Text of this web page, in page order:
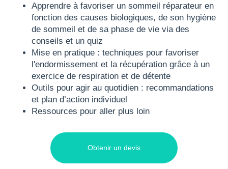
Apprendre à favoriser un sommeil réparateur en
fonction des causes biologiques, de son hygiène
de sommeil et de sa phase de vie via des
conseils et un quiz
Mise en pratique : techniques pour favoriser
l'endormissement et la récupération grâce à un
exercice de respiration et de détente
Outils pour agir au quotidien : recommandations
et plan d’action individuel
Ressources pour aller plus loin
Obtenir un devis